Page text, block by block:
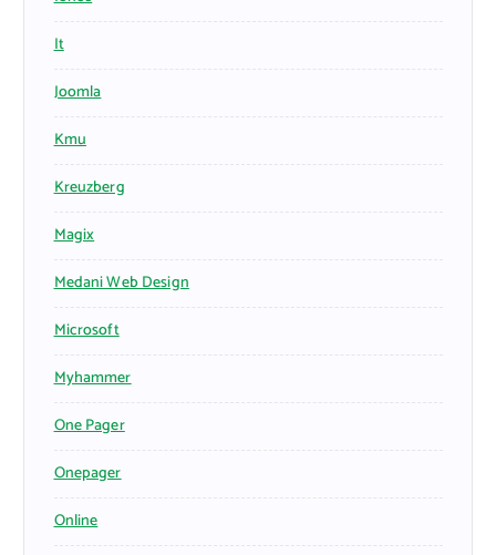
It
Joomla
Kmu
Kreuzberg
Magix
Medani Web Design
Microsoft
Myhammer
One Pager
Onepager
Online